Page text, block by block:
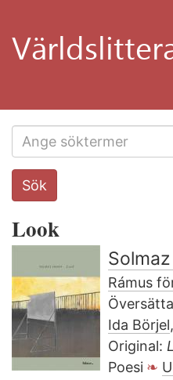
huvudinnehåll
Search
this
Sök
Look
Rámus
Ida Börjel,
Original:
Poesi